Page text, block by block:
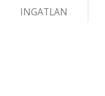
INGATLAN